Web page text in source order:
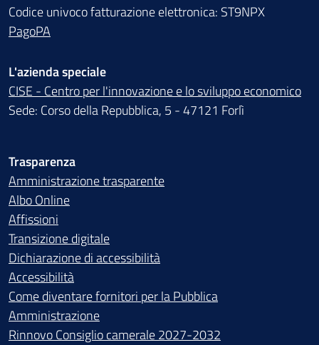
Codice univoco fatturazione elettronica: ST9NPX
PagoPA
L'azienda speciale
CISE - Centro per l'innovazione e lo sviluppo economico
Sede: Corso della Repubblica, 5 - 47121 Forlì
Trasparenza
Amministrazione trasparente
Albo Online
Affissioni
Transizione digitale
Dichiarazione di accessibilità
Accessibilità
Come diventare fornitori per la Pubblica
Amministrazione
Rinnovo Consiglio camerale 2027-2032